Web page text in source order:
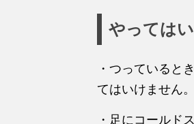
やっては
・つっていると
てはいけません
・足にコールド